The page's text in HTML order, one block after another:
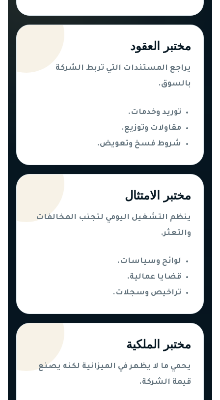
مختبر العقود
يراجع المستندات التي تربط الشركة
بالسوق.
توريد وخدمات.
مقاولات وتوزيع.
شروط فسخ وتعويض.
مختبر الامتثال
ينظم التشغيل اليومي لتجنب المخالفات
والتعثر.
لوائح وسياسات.
قضايا عمالية.
تراخيص وسجلات.
مختبر الملكية
يحمي ما لا يظهر في الميزانية لكنه يصنع
قيمة الشركة.